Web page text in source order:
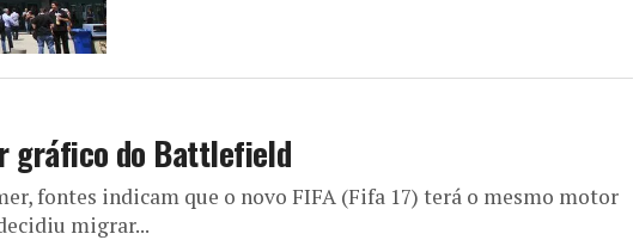
gráfico do Battlefield
fontes indicam que o novo FIFA (Fifa 17) terá o mesmo motor
migrar...